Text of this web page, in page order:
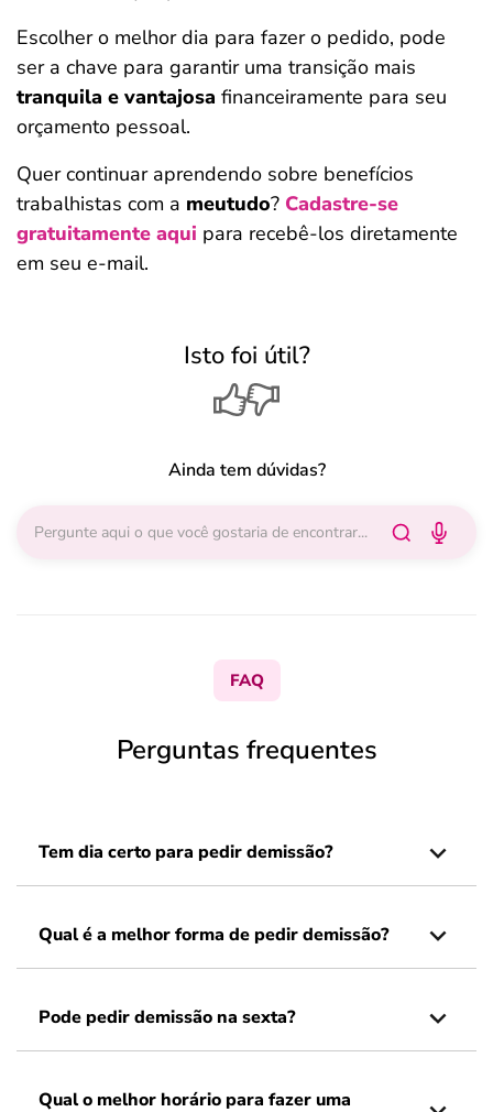
Escolher o melhor dia para fazer o pedido, pode
ser a chave para garantir uma transição mais
tranquila e vantajosa financeiramente para seu
orçamento pessoal.
Quer continuar aprendendo sobre benefícios
trabalhistas com a meutudo? Cadastre-se
gratuitamente aqui para recebê-los diretamente
em seu e-mail.
Isto foi útil?
Ainda tem dúvidas?
FAQ
Perguntas frequentes
Tem dia certo para pedir demissão?
Qual é a melhor forma de pedir demissão?
Pode pedir demissão na sexta?
Qual o melhor horário para fazer uma